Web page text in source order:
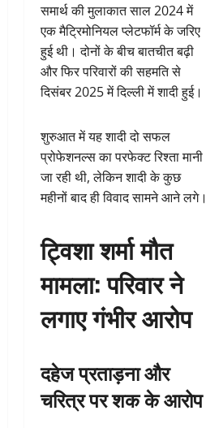
समार्थ की मुलाकात साल 2024 में
एक मैट्रिमोनियल प्लेटफॉर्म के जरिए
हुई थी। दोनों के बीच बातचीत बढ़ी
और फिर परिवारों की सहमति से
दिसंबर 2025 में दिल्ली में शादी हुई।
शुरुआत में यह शादी दो सफल
प्रोफेशनल्स का परफेक्ट रिश्ता मानी
जा रही थी, लेकिन शादी के कुछ
महीनों बाद ही विवाद सामने आने लगे।
ट्विशा शर्मा मौत
मामला: परिवार ने
लगाए गंभीर आरोप
दहेज प्रताड़ना और
चरित्र पर शक के आरोप